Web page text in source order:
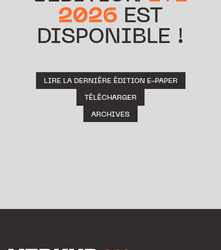
2026 EST
DISPONIBLE !
LIRE LA DERNIÈRE ÉDITION E-PAPER
TÉLÉCHARGER
ARCHIVES